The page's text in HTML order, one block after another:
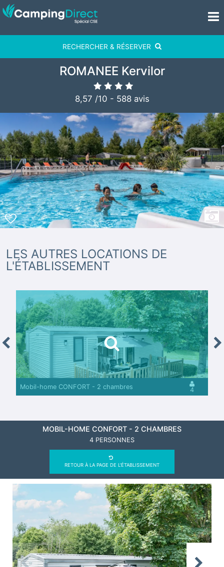
RECHERCHER & RÉSERVER
ROMANEE Kervilor
8,57 /10 - 588avis
LES AUTRES LOCATIONS DE
L'ÉTABLISSEMENT
Mobil-home CONFORT - 2 chambres 4
MOBIL-HOME CONFORT - 2 CHAMBRES
4 PERSONNES
RETOUR À LA PAGE DE L'ÉTABLISSEMENT
Previous Next